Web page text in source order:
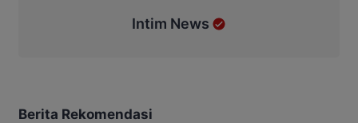
Intim News
Berita Rekomendasi